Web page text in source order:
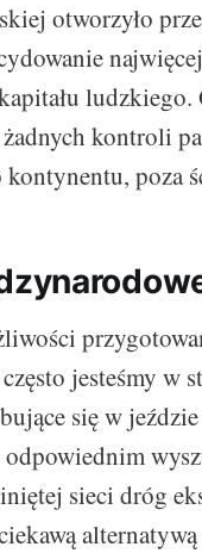
otworzyło
kontroli
poza
jesteśmy w
się w
sieci dróg
alternatywą